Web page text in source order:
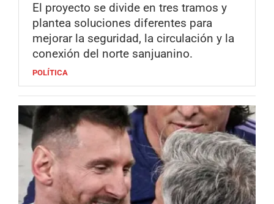
El proyecto se divide en tres tramos y
plantea soluciones diferentes para
mejorar la seguridad, la circulación y la
conexión del norte sanjuanino.
POLÍTICA